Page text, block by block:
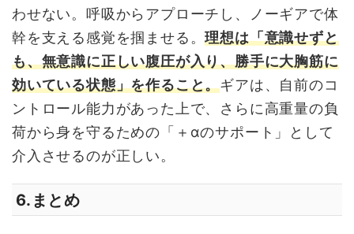
わせない。呼吸からアプローチし、ノーギアで体
幹を支える感覚を掴ませる。理想は「意識せずと
も、無意識に正しい腹圧が入り、勝手に大胸筋に
効いている状態」を作ること。ギアは、自前のコ
ントロール能力があった上で、さらに高重量の負
荷から身を守るための「＋ αのサポート」として
介入させるのが正しい。
6. まとめ